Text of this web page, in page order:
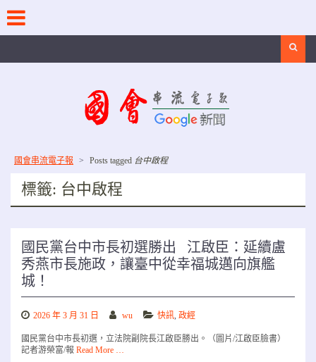
content
國會串流電子報 > Posts tagged 台中啟程
標籤: 台中啟程
國民黨台中市長初選勝出 江啟臣：延續盧
秀燕市長施政，讓臺中從幸福城邁向旗艦
城！
2026 年 3 月 31 日 wu 快訊, 政經
國民黨台中市長初選，立法院副院長江啟臣勝出。（圖片/江啟臣臉書）
記者游榮富/報 Read More …